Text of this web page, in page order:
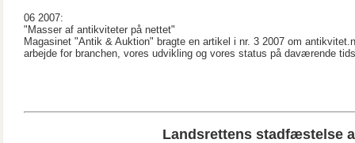
06 2007:
"Masser af antikviteter på nettet"
Magasinet "Antik & Auktion" bragte en artikel i nr. 3 2007 om
arbejde for branchen, vores udvikling og vores status på daværende
Landsrettens stadfæstelse